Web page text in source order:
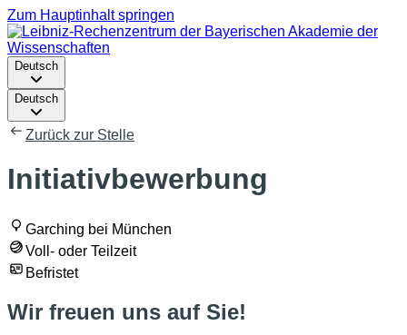
Zum Hauptinhalt springen
Deutsch
Deutsch
Zurück zur Stelle
Initiativbewerbung
Garching bei München
Voll- oder Teilzeit
Befristet
Wir freuen uns auf Sie!